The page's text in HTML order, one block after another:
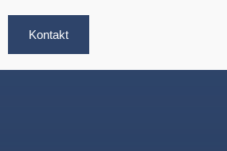
Kontakt